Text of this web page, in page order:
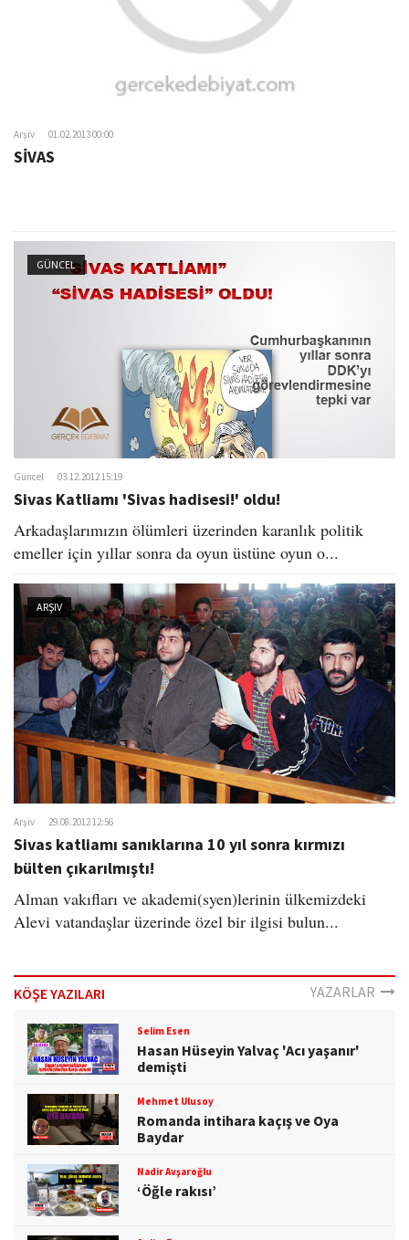
Arşiv 01.02.2013 00:00
SİVAS
GÜNCEL
Güncel 03.12.2012 15:19
Sivas Katliamı 'Sivas hadisesi!' oldu!
Arkadaşlarımızın ölümleri üzerinden karanlık politik
emeller için yıllar sonra da oyun üstüne oyun o...
ARŞIV
Arşiv 29.08.2012 12:56
Sivas katliamı sanıklarına 10 yıl sonra kırmızı
bülten çıkarılmıştı!
Alman vakıfları ve akademi(syen)lerinin ülkemizdeki
Alevi vatandaşlar üzerinde özel bir ilgisi bulun...
KÖŞE YAZILARI YAZARLAR
Selim Esen
Hasan Hüseyin Yalvaç 'Acı yaşanır'
demişti
Mehmet Ulusoy
Romanda intihara kaçış ve Oya
Baydar
Nadir Avşaroğlu
‘Öğle rakısı’